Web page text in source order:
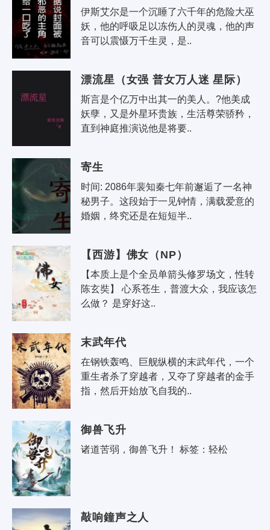
伊斯艾尔是一个沉睡了六千年的危险大巫
妖，他的呼吸足以冻伤人的灵魂，他的声
音可以震慑万千生灵，是..
漂流星（女强 普女万人迷 星际）
斯言是个亿万中出其一的美人。?他美成
妖孽，又是外星环贵族，生活尊荣骄矜，
直到神庭推演说他是将要..
寄生
时间: 2086年裴知秦七年前邂逅了一名神
秘男子。这段始于一见钟情，满载爱意的
婚姻，终究还是在短短半..
【西游】佛女（NP）
【本质上是个全员单箭头修罗场文，性转
陈玄奘】 心系苍生，普渡大众，我应该怎
么做？ 是穿好这..
末武年代
在钢铁轰鸣、巨舰纵横的末武年代，一个
重生者杀了穿越者，又夺了穿越者的金手
指，然后开始放飞自我的..
御兽飞升
诸道苦弱，御兽飞升！ 标签：轻松
敲响鐘声之人